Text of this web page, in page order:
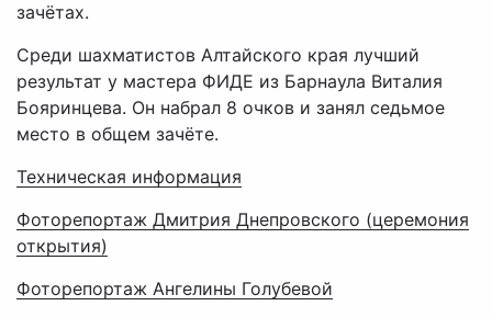
зачётах.
Среди шахматистов Алтайского края лучший
результат у мастера ФИДЕ из Барнаула Виталия
Бояринцева. Он набрал 8 очков и занял седьмое
место в общем зачёте.
Техническая информация
Фоторепортаж Дмитрия Днепровского (церемония
открытия)
Фоторепортаж Ангелины Голубевой